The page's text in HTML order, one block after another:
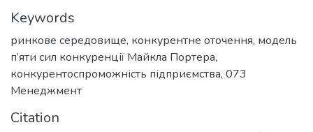
Keywords
ринкове середовище, конкурентне оточення, модель
п’яти сил конкуренції Майкла Портера,
конкурентоспроможність підприємства, 073
Менеджмент
Citation